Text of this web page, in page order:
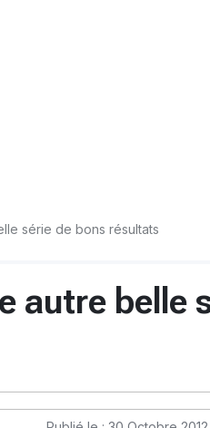
série de bons résultats
autre belle